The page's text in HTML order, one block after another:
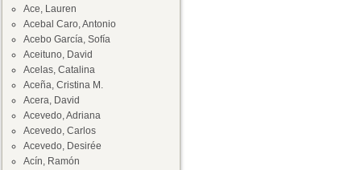
Ace, Lauren
Acebal Caro, Antonio
Acebo García, Sofía
Aceituno, David
Acelas, Catalina
Aceña, Cristina M.
Acera, David
Acevedo, Adriana
Acevedo, Carlos
Acevedo, Desirée
Acín, Ramón